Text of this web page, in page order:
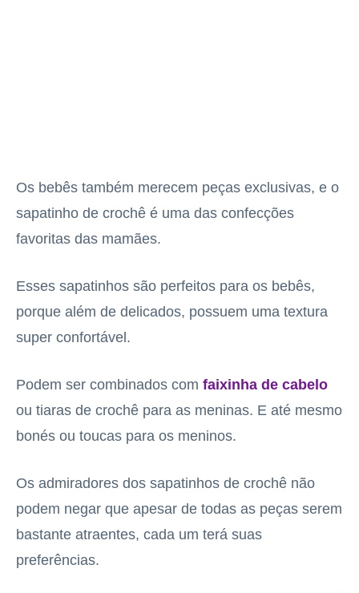
Os bebês também merecem peças exclusivas, e o
sapatinho de crochê é uma das confecções
favoritas das mamães.
Esses sapatinhos são perfeitos para os bebês,
porque além de delicados, possuem uma textura
super confortável.
Podem ser combinados com faixinha de cabelo
ou tiaras de crochê para as meninas. E até mesmo
bonés ou toucas para os meninos.
Os admiradores dos sapatinhos de crochê não
podem negar que apesar de todas as peças serem
bastante atraentes, cada um terá suas
preferências.